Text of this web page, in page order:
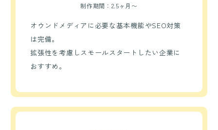
制作期間：2.5ヶ月〜
オウンドメディアに必要な基本機能やSEO対策
は完備。
拡張性を考慮しスモールスタートしたい企業に
おすすめ。